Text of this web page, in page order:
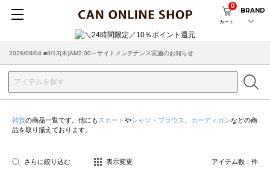
カート
0
BRAND
2026/08/04 ■8/13(木)AM2:00～サイトメンテナンス実施のお知らせ
雑貨の商品一覧です。他にも スカート やシャツ・ブラウス カーディガンなどの商
品を取り揃えております。
さらに絞り込む 表示変更 アイテム数： 件